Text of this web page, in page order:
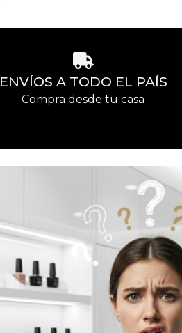
ENVÍOS A TODO EL PAÍS
Compra desde tu casa